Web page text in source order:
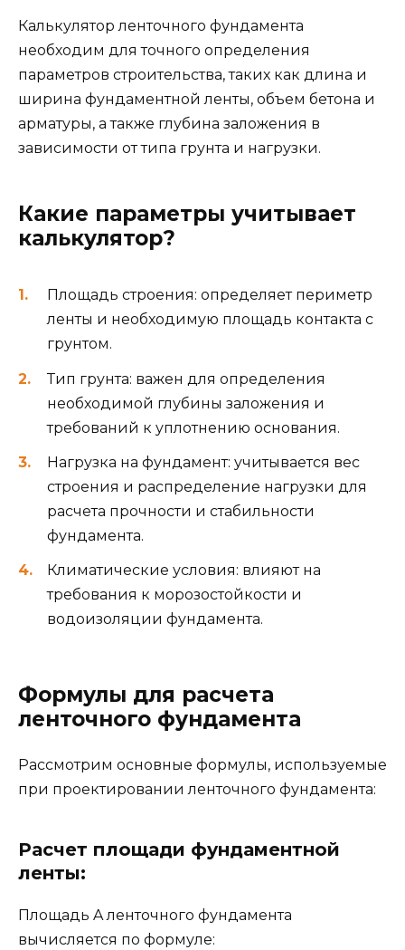
Калькулятор ленточного фундамента
необходим для точного определения
параметров строительства, таких как длина и
ширина фундаментной ленты, объем бетона и
арматуры, а также глубина заложения в
зависимости от типа грунта и нагрузки.
Какие параметры учитывает
калькулятор?
Площадь строения: определяет периметр
ленты и необходимую площадь контакта с
грунтом.
Тип грунта: важен для определения
необходимой глубины заложения и
требований к уплотнению основания.
Нагрузка на фундамент: учитывается вес
строения и распределение нагрузки для
расчета прочности и стабильности
фундамента.
Климатические условия: влияют на
требования к морозостойкости и
водоизоляции фундамента.
Формулы для расчета
ленточного фундамента
Рассмотрим основные формулы, используемые
при проектировании ленточного фундамента:
Расчет площади фундаментной
ленты:
Площадь A ленточного фундамента
вычисляется по формуле: